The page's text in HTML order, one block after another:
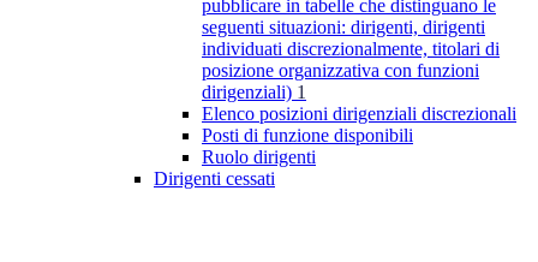
pubblicare in tabelle che distinguano le
seguenti situazioni: dirigenti, dirigenti
individuati discrezionalmente, titolari di
posizione organizzativa con funzioni
dirigenziali) 1
Elenco posizioni dirigenziali discrezionali
Posti di funzione disponibili
Ruolo dirigenti
Dirigenti cessati